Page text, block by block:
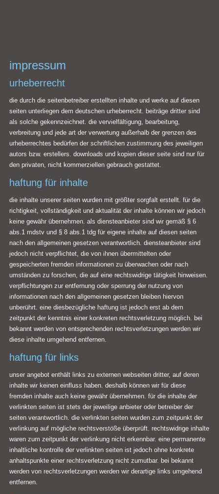
impressum
urheberrecht
die durch die seitenbetreiber erstellten inhalte und werke auf diesen
seiten unterliegen dem deutschen urheberrecht. beiträge dritter sind
als solche gekennzeichnet. die vervielfältigung, bearbeitung,
verbreitung und jede art der verwertung außerhalb der grenzen des
urheberrechtes bedürfen der schriftlichen zustimmung des jeweiligen
autors bzw. erstellers. downloads und kopien dieser seite sind nur für
den privaten, nicht kommerziellen gebrauch gestattet.
haftung für inhalte
die inhalte unserer seiten wurden mit größter sorgfalt erstellt. für die
richtigkeit, vollständigkeit und aktualität der inhalte können wir jedoch
keine gewähr übernehmen. als diensteanbieter sind wir gemäß § 6
abs.1 mdstv und § 8 abs.1 tdg für eigene inhalte auf diesen seiten
nach den allgemeinen gesetzen verantwortlich. diensteanbieter sind
jedoch nicht verpflichtet, die von ihnen übermittelten oder
gespeicherten fremden informationen zu überwachen oder nach
umständen zu forschen, die auf eine rechtswidrige tätigkeit hinweisen.
verpflichtungen zur entfernung oder sperrung der nutzung von
informationen nach den allgemeinen gesetzen bleiben hiervon
unberührt. eine diesbezügliche haftung ist jedoch erst ab dem
zeitpunkt der kenntnis einer konkreten rechtsverletzung möglich. bei
bekannt werden von entsprechenden rechtsverletzungen werden wir
diese inhalte umgehend entfernen.
haftung für links
unser angebot enthält links zu externen webseiten dritter, auf deren
inhalte wir keinen einfluss haben. deshalb können wir für diese
fremden inhalte auch keine gewähr übernehmen. für die inhalte der
verlinkten seiten ist stets der jeweilige anbieter oder betreiber der
seiten verantwortlich. die verlinkten seiten wurden zum zeitpunkt der
verlinkung auf mögliche rechtsverstöße überprüft. rechtswidrige inhalte
waren zum zeitpunkt der verlinkung nicht erkennbar. eine permanente
inhaltliche kontrolle der verlinkten seiten ist jedoch ohne konkrete
anhaltspunkte einer rechtsverletzung nicht zumutbar. bei bekannt
werden von rechtsverletzungen werden wir derartige links umgehend
entfernen.